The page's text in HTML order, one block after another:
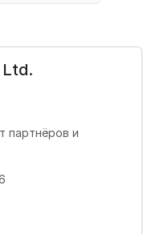
Ltd.
партнёров и